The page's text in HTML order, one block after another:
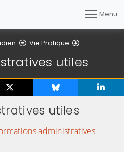
Menu
Vie Pratique
utiles
utiles
administratives